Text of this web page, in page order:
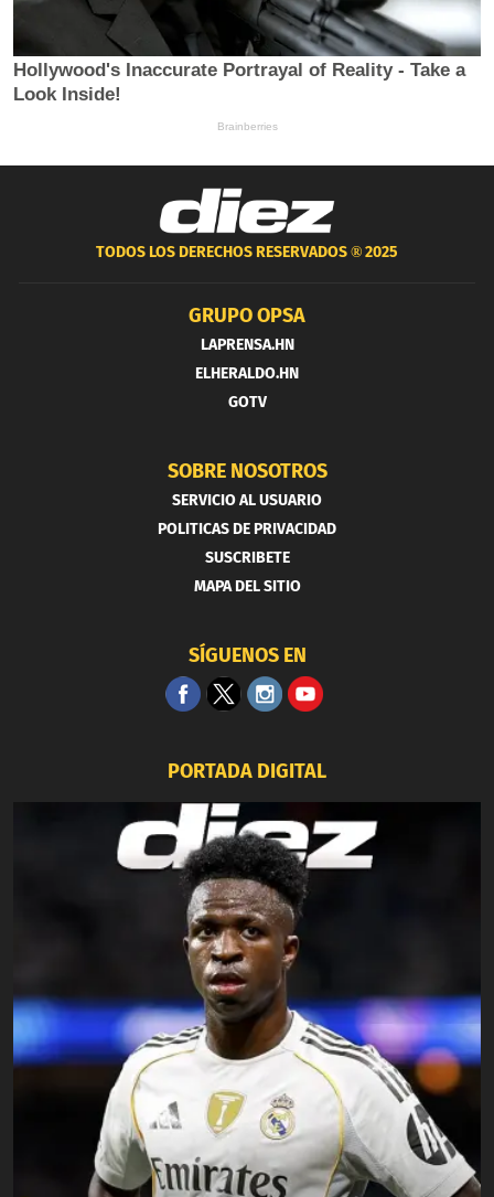
TODOS LOS DERECHOS RESERVADOS ®2025
GRUPO OPSA
LAPRENSA.HN
ELHERALDO.HN
GOTV
SOBRE NOSOTROS
SERVICIO AL USUARIO
POLITICAS DE PRIVACIDAD
SUSCRIBETE
MAPA DEL SITIO
SÍGUENOS EN
PORTADA DIGITAL